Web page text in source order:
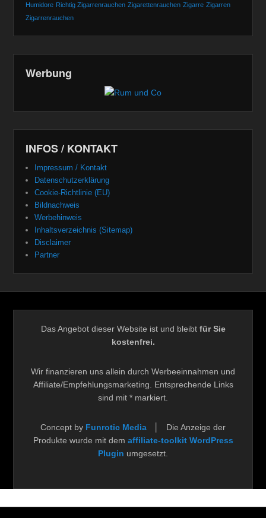
Humidore Richtig Zigarrenrauchen Zigarettenrauchen Zigarre Zigarren
Zigarrenrauchen
Werbung
INFOS / KONTAKT
Impressum / Kontakt
Datenschutzerklärung
Cookie-Richtlinie (EU)
Bildnachweis
Werbehinweis
Inhaltsverzeichnis (Sitemap)
Disclaimer
Partner
Das Angebot dieser Website ist und bleibt für Sie
kostenfrei.
Wir finanzieren uns allein durch Werbeeinnahmen und
Affiliate/Empfehlungsmarketing. Entsprechende Links
sind mit * markiert.
Concept by Funrotic Media │ Die Anzeige der
Produkte wurde mit dem affiliate-toolkit WordPress
Plugin umgesetzt.